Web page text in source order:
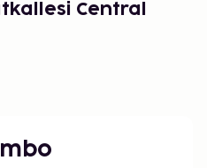
Central